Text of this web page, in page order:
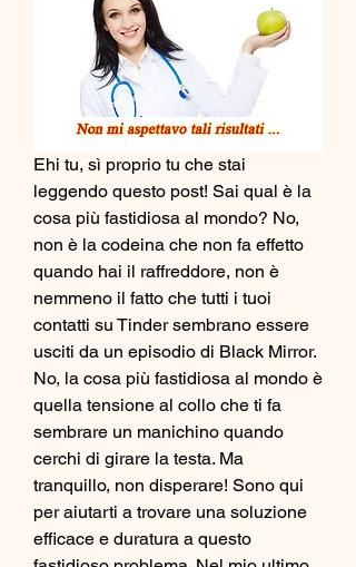
Ehi tu, sì proprio tu che stai
leggendo questo post! Sai qual è la
cosa più fastidiosa al mondo? No,
non è la codeina che non fa effetto
quando hai il raffreddore, non è
nemmeno il fatto che tutti i tuoi
contatti su Tinder sembrano essere
usciti da un episodio di Black Mirror.
No, la cosa più fastidiosa al mondo è
quella tensione al collo che ti fa
sembrare un manichino quando
cerchi di girare la testa. Ma
tranquillo, non disperare! Sono qui
per aiutarti a trovare una soluzione
efficace e duratura a questo